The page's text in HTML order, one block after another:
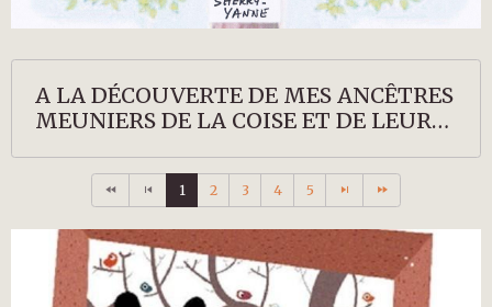
A LA DÉCOUVERTE DE MES ANCÊTRES
MEUNIERS DE LA COISE ET DE LEURS
1 2 3 4 5